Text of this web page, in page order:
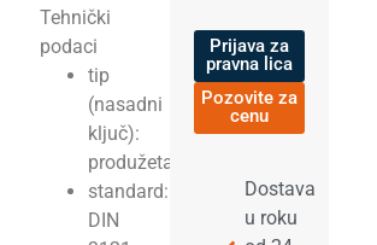
Tehnički
podaci
tip
(nasadni
ključ):
produžetak
standard:
DIN
Prijava za
pravna lica
Pozovite za
cenu
Dostava
u roku